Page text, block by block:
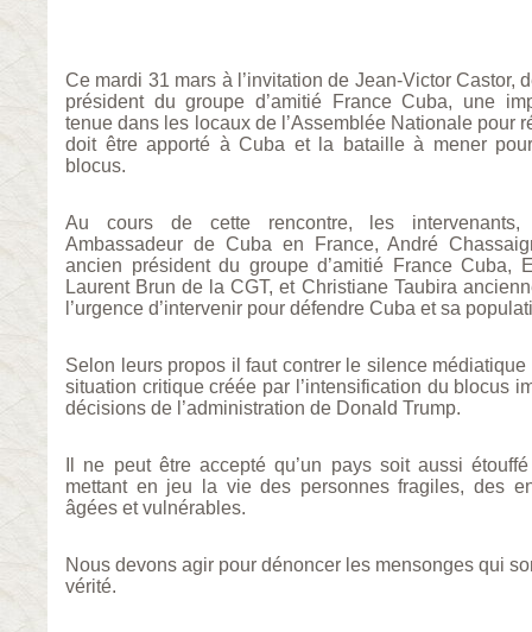
Ce mardi 31 mars à l’invitation de Jean-Victor Castor,
président du groupe d’amitié France Cuba, une
tenue dans les locaux de l’Assemblée Nationale pour
doit être apporté à Cuba et la bataille à mener
blocus.
Au cours de cette rencontre, les
Ambassadeur de Cuba en France, André
ancien président du groupe d’amitié France Cuba,
Laurent Brun de la CGT, et Christiane Taubira
l’urgence d’intervenir pour défendre Cuba et sa
Selon leurs propos il faut contrer le silence
situation critique créée par l’intensification du blocus
décisions de l’administration de Donald Trump.
Il ne peut être accepté qu’un pays soit aussi
mettant en jeu la vie des personnes fragiles, des
âgées et vulnérables.
Nous devons agir pour dénoncer les mensonges qui
vérité.